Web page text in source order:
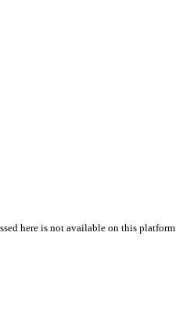
here is not available on this platform.